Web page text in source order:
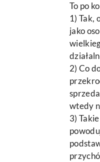
To po
1) Tak,
jako
2) Co
wtedy
3)